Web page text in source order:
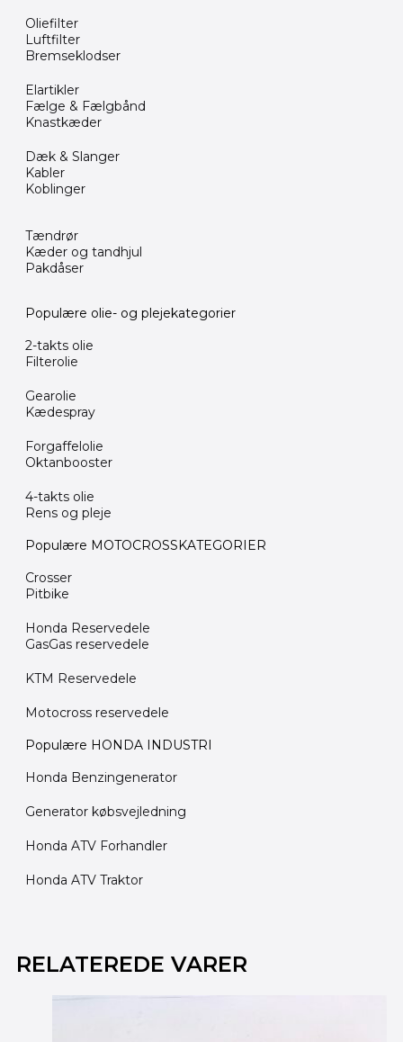
Oliefilter
Luftfilter
Bremseklodser
Elartikler
Fælge & Fælgbånd
Knastkæder
Dæk & Slanger
Kabler
Koblinger
Tændrør
Kæder og tandhjul
Pakdåser
Populære olie- og plejekategorier
2-takts olie
Filterolie
Gearolie
Kædespray
Forgaffelolie
Oktanbooster
4-takts olie
Rens og pleje
Populære MOTOCROSSKATEGORIER
Crosser
Pitbike
Honda Reservedele
GasGas reservedele
KTM Reservedele
Motocross reservedele
Populære HONDA INDUSTRI
Honda Benzingenerator
Generator købsvejledning
Honda ATV Forhandler
Honda ATV Traktor
RELATEREDE VARER